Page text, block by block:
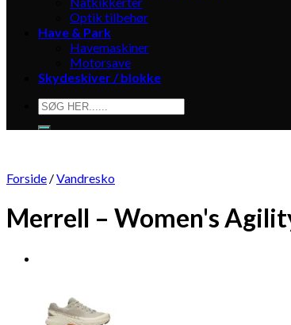
Optik tilbehør
Have & Park
Havemaskiner
Motorsave
Skydeskiver / blokke
Søg
efter:
Forside /Vandresko
Merrell – Women's